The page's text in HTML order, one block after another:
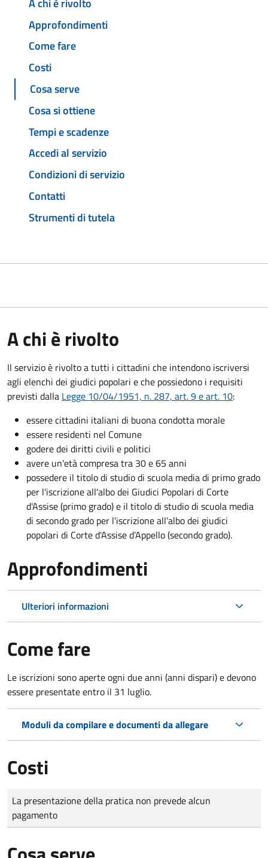
Approfondimenti
Come fare
Costi
Cosa serve
Cosa si ottiene
Tempi e scadenze
Accedi al servizio
Condizioni di servizio
Contatti
Strumenti di tutela
A chi è rivolto
Il servizio è rivolto a tutti i cittadini che intendono iscriversi
agli elenchi dei giudici popolari e che possiedono i requisiti
previsti dalla Legge 10/04/1951, n. 287, art. 9 e art. 10:
essere cittadini italiani di buona condotta morale
essere residenti nel Comune
godere dei diritti civili e politici
avere un'età compresa tra 30 e 65 anni
possedere il titolo di studio di scuola media di primo grado
per l'iscrizione all'albo dei Giudici Popolari di Corte
d'Assise (primo grado) e il titolo di studio di scuola media
di secondo grado per l'iscrizione all'albo dei giudici
popolari di Corte d'Assise d’Appello (secondo grado).
Approfondimenti
Ulteriori informazioni
Come fare
Le iscrizioni sono aperte ogni due anni (anni dispari) e devono
essere presentate entro il 31 luglio.
Moduli da compilare e documenti da allegare
Costi
Tipo di pagamento
Importo
La presentazione della pratica non prevede alcun
pagamento